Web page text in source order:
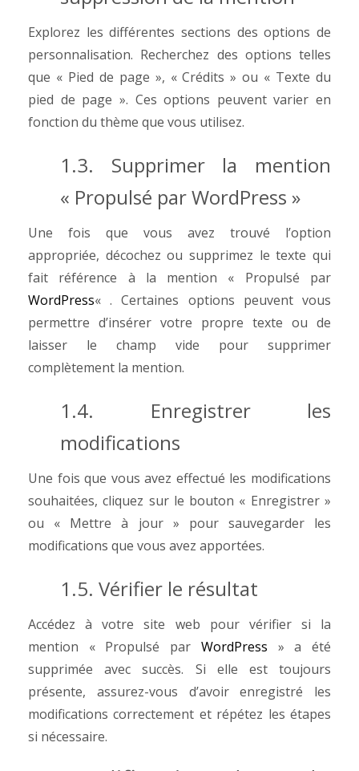
Explorez les différentes sections des options de
personnalisation. Recherchez des options telles
que « Pied de page », « Crédits » ou « Texte du
pied de page ». Ces options peuvent varier en
fonction du thème que vous utilisez.
1.3. Supprimer la mention
« Propulsé par WordPress »
Une fois que vous avez trouvé l’option
appropriée, décochez ou supprimez le texte qui
fait référence à la mention « Propulsé par
WordPress« . Certaines options peuvent vous
permettre d’insérer votre propre texte ou de
laisser le champ vide pour supprimer
complètement la mention.
1.4. Enregistrer les
modifications
Une fois que vous avez effectué les modifications
souhaitées, cliquez sur le bouton « Enregistrer »
ou « Mettre à jour » pour sauvegarder les
modifications que vous avez apportées.
1.5. Vérifier le résultat
Accédez à votre site web pour vérifier si la
mention « Propulsé par WordPress » a été
supprimée avec succès. Si elle est toujours
présente, assurez-vous d’avoir enregistré les
modifications correctement et répétez les étapes
si nécessaire.